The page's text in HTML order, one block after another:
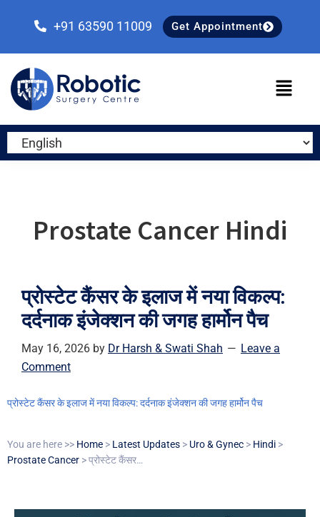
navigation
content
sidebar
+91 63590 11009 Get Appointment
Prostate Cancer Hindi
प्रोस्टेट कैंसर के इलाज में नया विकल्प:
दर्दनाक इंजेक्शन की जगह हार्मोन पैच
May 16, 2026 by Dr Harsh & Swati Shah
Leave a
Comment
प्रोस्टेट कैंसर के इलाज में नया विकल्प: दर्दनाक इंजेक्शन की जगह हार्मोन पैच
You are here >> Home > Latest Updates > Uro & Gynec > Hindi >
Prostate Cancer > प्रोस्टेट कैंसर…